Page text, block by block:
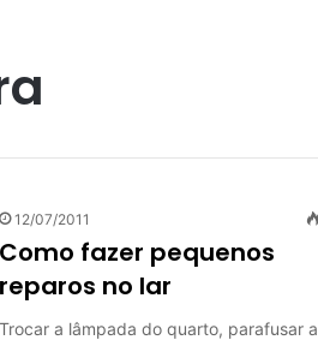
12/07/2011
Como fazer pequenos
reparos no lar
Trocar a lâmpada do quarto, parafusar a